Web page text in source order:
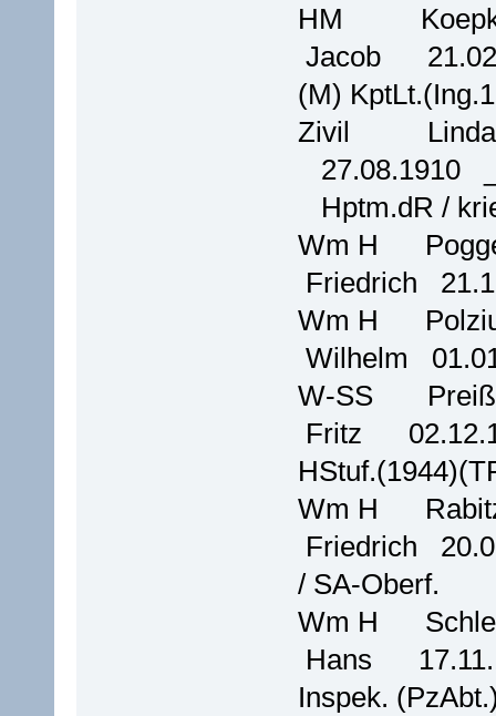
HM
Jacob
(M)
Zivil
27.08.1910
Hptm.dR /
Wm H
Friedrich
Wm H
Wilhelm
W-SS
Fritz
Wm H
Friedrich
/ SA-Oberf.
Wm H
Hans
Inspek.